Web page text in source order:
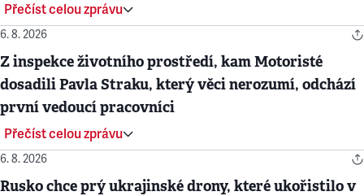
Přečíst celou zprávu
6. 8. 2026
Z inspekce životního prostředí, kam Motoristé
dosadili Pavla Straku, který věci nerozumí, odchází
první vedoucí pracovníci
Přečíst celou zprávu
6. 8. 2026
Rusko chce prý ukrajinské drony, které ukořistilo v